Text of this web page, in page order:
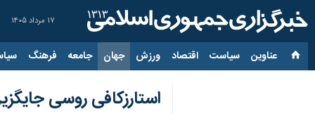
۱۷ مرداد ۱۴۰۵
عناوین‌ سیاست اقتصاد ورزش جهان جامعه فرهنگ
استارزکافی روسی